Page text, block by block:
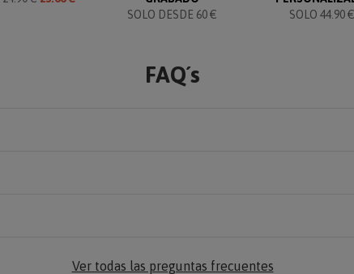
SOLO DESDE 60 €
SOLO 44.90 €
FAQ´s
Ver todas las preguntas frecuentes